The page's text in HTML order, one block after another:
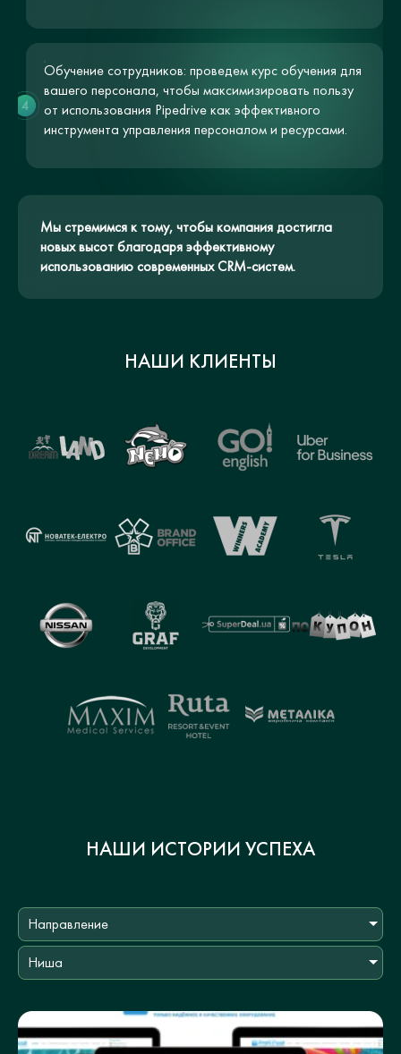
Обучение сотрудников: проведем курс обучения для
вашего персонала, чтобы максимизировать пользу
от использования Pipedrive как эффективного
инструмента управления персоналом и ресурсами.
4
Мы стремимся к тому, чтобы компания достигла
новых высот благодаря эффективному
использованию современных CRM-систем.
НАШИ КЛИЕНТЫ
НАШИ ИСТОРИИ УСПЕХА
Направление
Ниша